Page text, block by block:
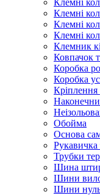
Клемні
Клемні
Клемні
Клемні
Клемник
Ковпачок
Коробка
Коробка
Кріплення
Обойма
Основа
Рукавичка
Трубки
Шина
Шини
Шини